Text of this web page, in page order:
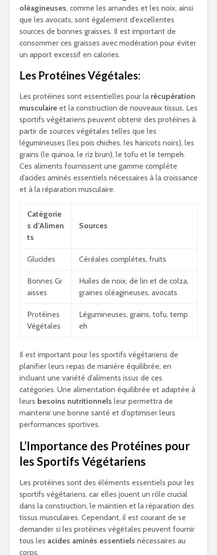
oléagineuses, comme les amandes et les noix, ainsi
que les avocats, sont également d’excellentes
sources de bonnes graisses. Il est important de
consommer ces graisses avec modération pour éviter
un apport excessif en calories.
Les Protéines Végétales:
Les protéines sont essentielles pour la récupération
musculaire et la construction de nouveaux tissus. Les
sportifs végétariens peuvent obtenir des protéines à
partir de sources végétales telles que les
légumineuses (les pois chiches, les haricots noirs), les
grains (le quinoa, le riz brun), le tofu et le tempeh.
Ces aliments fournissent une gamme complète
d’acides aminés essentiels nécessaires à la croissance
et à la réparation musculaire.
Catégorie
s d’Alimen
ts
Sources
Glucides Céréales complètes, fruits
Bonnes Gr
aisses
Huiles de noix, de lin et de colza,
graines oléagineuses, avocats
Protéines
Végétales
Légumineuses, grains, tofu, temp
eh
Il est important pour les sportifs végétariens de
planifier leurs repas de manière équilibrée, en
incluant une variété d’aliments issus de ces
catégories. Une alimentation équilibrée et adaptée à
leurs besoins nutritionnels leur permettra de
maintenir une bonne santé et d’optimiser leurs
performances sportives.
L’Importance des Protéines pour
les Sportifs Végétariens
Les protéines sont des éléments essentiels pour les
sportifs végétariens, car elles jouent un rôle crucial
dans la construction, le maintien et la réparation des
tissus musculaires. Cependant, il est courant de se
demander si les protéines végétales peuvent fournir
tous les acides aminés essentiels nécessaires au
corps.